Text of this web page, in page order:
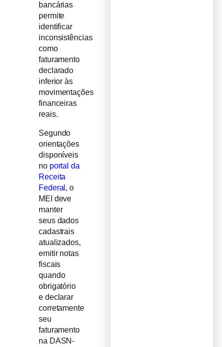
bancárias
permite
identificar
inconsistências
como
faturamento
declarado
inferior às
movimentações
financeiras
reais.
Segundo
orientações
disponíveis
no portal da
Receita
Federal , o
MEI deve
manter
seus dados
cadastrais
atualizados,
emitir notas
fiscais
quando
obrigatório
e declarar
corretamente
seu
faturamento
na DASN-